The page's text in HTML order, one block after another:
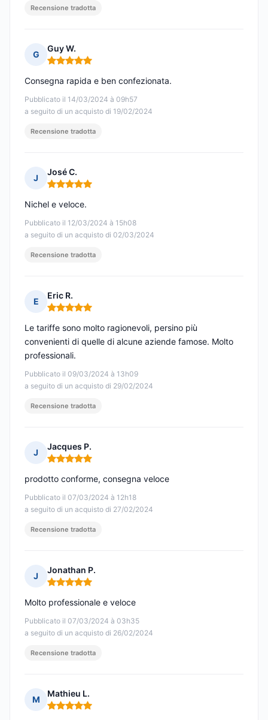
Recensione tradotta
G
Guy W.
Nota: 5 su 5
Pubblicato il 14/03/2024 à 09h57
a seguito di un acquisto di 19/02/2024
Consegna rapida e ben confezionata.
Recensione tradotta
J
José C.
Nota: 5 su 5
Pubblicato il 12/03/2024 à 15h08
a seguito di un acquisto di 02/03/2024
Nichel e veloce.
Recensione tradotta
E
Eric R.
Nota: 5 su 5
Pubblicato il 09/03/2024 à 13h09
a seguito di un acquisto di 29/02/2024
Le tariffe sono molto ragionevoli, persino più
convenienti di quelle di alcune aziende famose. Molto
professionali.
Recensione tradotta
J
Jacques P.
Nota: 5 su 5
Pubblicato il 07/03/2024 à 12h18
a seguito di un acquisto di 27/02/2024
prodotto conforme, consegna veloce
Recensione tradotta
J
Jonathan P.
Nota: 5 su 5
Pubblicato il 07/03/2024 à 03h35
a seguito di un acquisto di 26/02/2024
Molto professionale e veloce
Recensione tradotta
M
Mathieu L.
Nota: 5 su 5